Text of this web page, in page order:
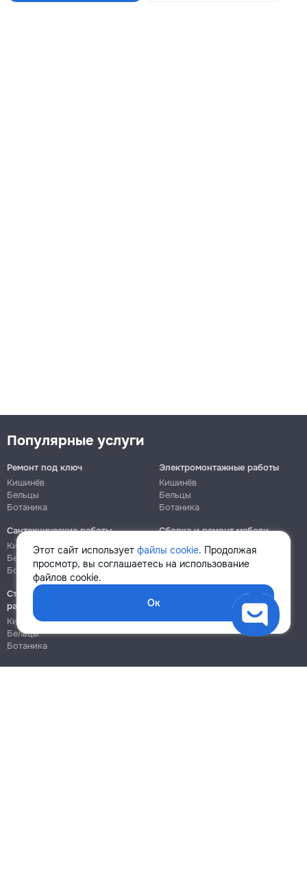
Этот сайт использует файлы cookie. Продолжая
просмотр, вы соглашаетесь на использование
файлов cookie.
Ок
Популярные услуги
Ремонт под ключ
Кишинёв
Бельцы
Ботаника
Электромонтажные работы
Кишинёв
Бельцы
Ботаника
Сантехнические работы
Кишинёв
Бельцы
Ботаника
Сборка и ремонт мебели
Кишинёв
Ботаника
Строительно-монтажные
работы
Кишинёв
Бельцы
Ботаника